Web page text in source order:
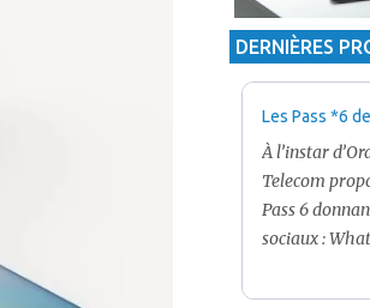
DERNIÈRES
Recharge x25 +
multiplie les recharges
en prépayé par 25 et ce,
de 30 Dh ou plus. De plus,
n'importe quelle recharge,
variant selon le montant de
Les Pass *6
À l’instar
Telecom
Pass 6
sociaux :
5 Dh inclut